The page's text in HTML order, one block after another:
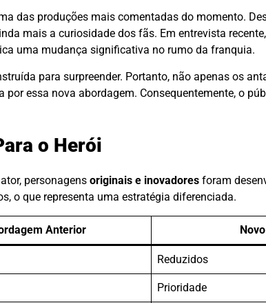
das produções mais comentadas do momento.
mais a curiosidade dos fãs. Em entrevista
uma mudança significativa no rumo da franquia.
para surpreender. Portanto, não apenas os
essa nova abordagem. Consequentemente, o
o Herói
personagens originais e inovadores foram
o que representa uma estratégia diferenciada.
Anterior
Reduzidos
Prioridade